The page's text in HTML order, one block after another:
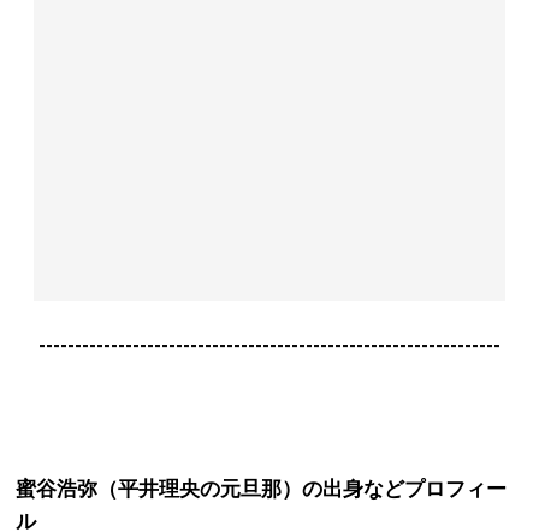
----------------------------------------------------------------
蜜谷浩弥（平井理央の元旦那）の出身などプロフィー
ル